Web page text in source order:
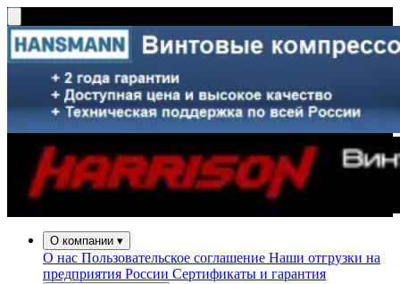
О компании ▾
О нас Пользовательское соглашение Наши отгрузки на
предприятия России Сертификаты и гарантия